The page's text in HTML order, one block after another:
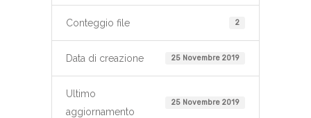
Conteggio file 2
Data di creazione 25 Novembre 2019
Ultimo
aggiornamento
25 Novembre 2019